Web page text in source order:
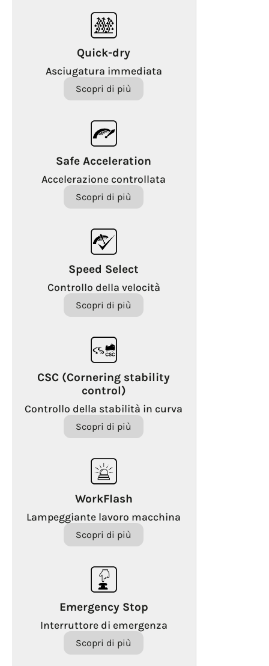
Quick-dry
Asciugatura immediata
Scopri di più
Safe Acceleration
Accelerazione controllata
Scopri di più
Speed Select
Controllo della velocità
Scopri di più
CSC (Cornering stability
control)
Controllo della stabilità in curva
Scopri di più
WorkFlash
Lampeggiante lavoro macchina
Scopri di più
Emergency Stop
Interruttore di emergenza
Scopri di più